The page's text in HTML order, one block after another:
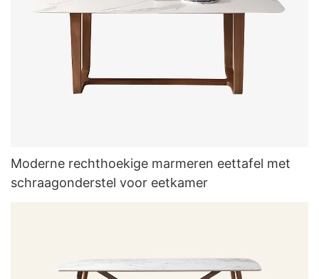
Moderne rechthoekige marmeren eettafel met
schraagonderstel voor eetkamer